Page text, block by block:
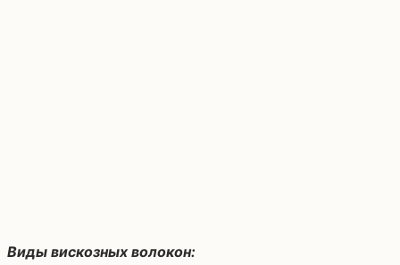
Виды вискозных волокон: